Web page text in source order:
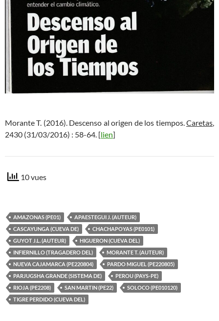
Morante T. (2016). Descenso al origen de los tiempos.Caretas,
2430 (31/03/2016) : 58-64. [lien]
10 vues
AMAZONAS (PE01)
APAESTEGUI J. (AUTEUR)
CASCAYUNGA (CUEVA DE)
CHACHAPOYAS (PE0101)
GUYOT J.L. (AUTEUR)
HIGUERON (CUEVA DEL)
INFIERNILLO (TRAGADERO DEL)
MORANTE T. (AUTEUR)
NUEVA CAJAMARCA (PE220804)
PARDO MIGUEL (PE220805)
PARJUGSHA GRANDE (SISTEMA DE)
PEROU (PAYS-PE)
RIOJA (PE2208)
SAN MARTIN (PE22)
SOLOCO (PE010120)
TIGRE PERDIDO (CUEVA DEL)